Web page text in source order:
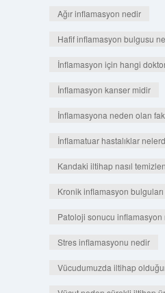
Ağır inflamasyon nedir
Hafif inflamasyon bulgusu
İnflamasyon için hangi
İnflamasyon kanser midir
İnflamasyona neden olan
İnflamatuar hastalıklar
Kandaki iltihap nasıl
Kronik inflamasyon
Patoloji sonucu inflamasyon
Stres inflamasyonu nedir
Vücudumuzda iltihap